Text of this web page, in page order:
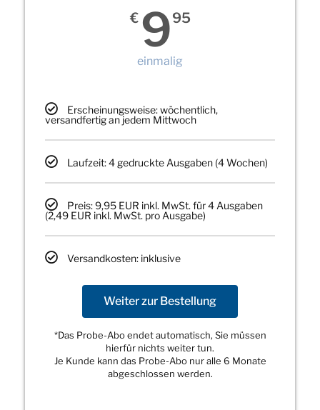
€ 995
einmalig
Erscheinungsweise: wöchentlich,
versandfertig an jedem Mittwoch
Laufzeit: 4 gedruckte Ausgaben (4 Wochen)
Preis: 9,95 EUR inkl. MwSt. für 4 Ausgaben
(2,49 EUR inkl. MwSt. pro Ausgabe)
Versandkosten: inklusive
Weiter zur Bestellung
*Das Probe-Abo endet automatisch, Sie müssen
hierfür nichts weiter tun.
Je Kunde kann das Probe-Abo nur alle 6 Monate
abgeschlossen werden.